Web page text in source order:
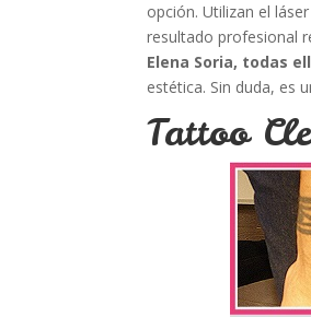
opción. Utilizan el láser
resultado profesional
Elena Soria, todas
estética. Sin duda, es
Tattoo